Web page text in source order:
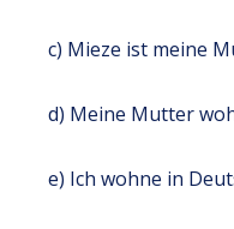
c) Mieze ist meine
d) Meine Mutter
e) Ich wohne in